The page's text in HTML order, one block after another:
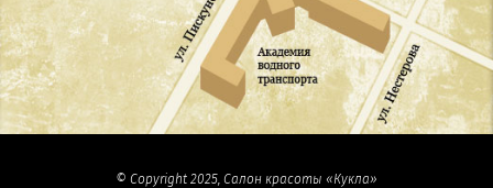
© Copyright 2025, Салон красоты «Кукла»